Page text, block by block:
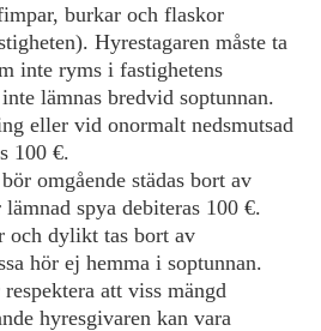
burkar och flaskor
Hyrestagaren måste ta
inte ryms i fastighetens
lämnas bredvid soptunnan.
eller vid onormalt nedsmutsad
100 €.
omgående städas bort av
lämnad spya debiteras 100 €.
och dylikt tas bort av
hör ej hemma i soptunnan.
att viss mängd
hyresgivaren kan vara